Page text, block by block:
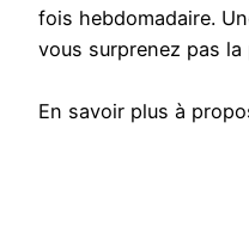
fois hebdomadaire.
vous surprenez pas la
En savoir plus à